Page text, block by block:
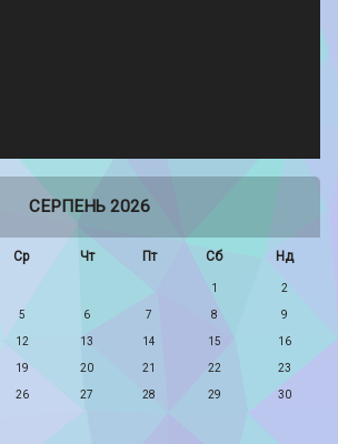
СЕРПЕНЬ 2026
Ср Чт Пт Сб Нд
1 2
5 6 7 8 9
12 13 14 15 16
19 20 21 22 23
26 27 28 29 30